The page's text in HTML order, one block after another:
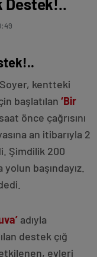
Destek!..
kentteki
başlatılan ‘Bir
önce çağrısını
an itibarıyla 2
Şimdilik 200
başındayız.
adıyla
destek çığ
evleri